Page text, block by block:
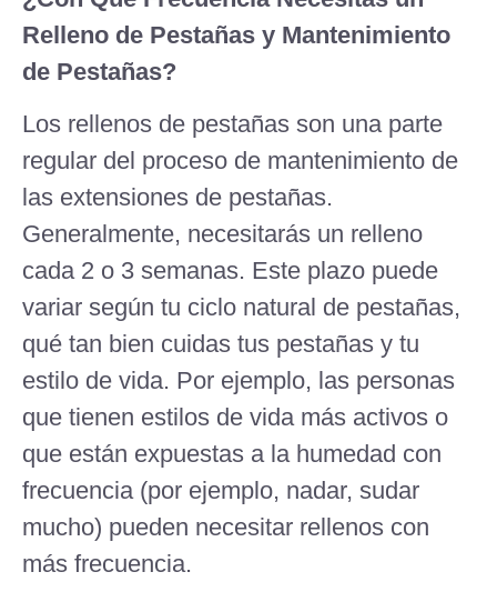
Relleno de Pestañas y Mantenimiento
de Pestañas?
Los rellenos de pestañas son una parte
regular del proceso de mantenimiento de
las extensiones de pestañas.
Generalmente, necesitarás un relleno
cada 2 o 3 semanas. Este plazo puede
variar según tu ciclo natural de pestañas,
qué tan bien cuidas tus pestañas y tu
estilo de vida. Por ejemplo, las personas
que tienen estilos de vida más activos o
que están expuestas a la humedad con
frecuencia (por ejemplo, nadar, sudar
mucho) pueden necesitar rellenos con
más frecuencia.